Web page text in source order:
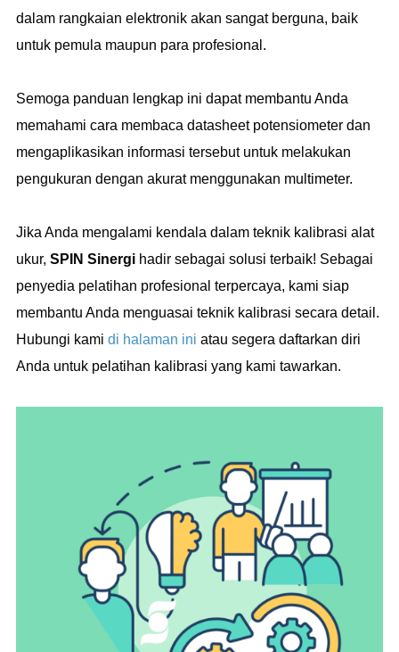
dalam rangkaian elektronik akan sangat berguna, baik
untuk pemula maupun para profesional.
Semoga panduan lengkap ini dapat membantu Anda
memahami cara membaca datasheet potensiometer dan
mengaplikasikan informasi tersebut untuk melakukan
pengukuran dengan akurat menggunakan multimeter.
Jika Anda mengalami kendala dalam teknik kalibrasi alat
ukur, SPIN Sinergi hadir sebagai solusi terbaik! Sebagai
penyedia pelatihan profesional terpercaya, kami siap
membantu Anda menguasai teknik kalibrasi secara detail.
Hubungi kami di halaman ini atau segera daftarkan diri
Anda untuk pelatihan kalibrasi yang kami tawarkan.